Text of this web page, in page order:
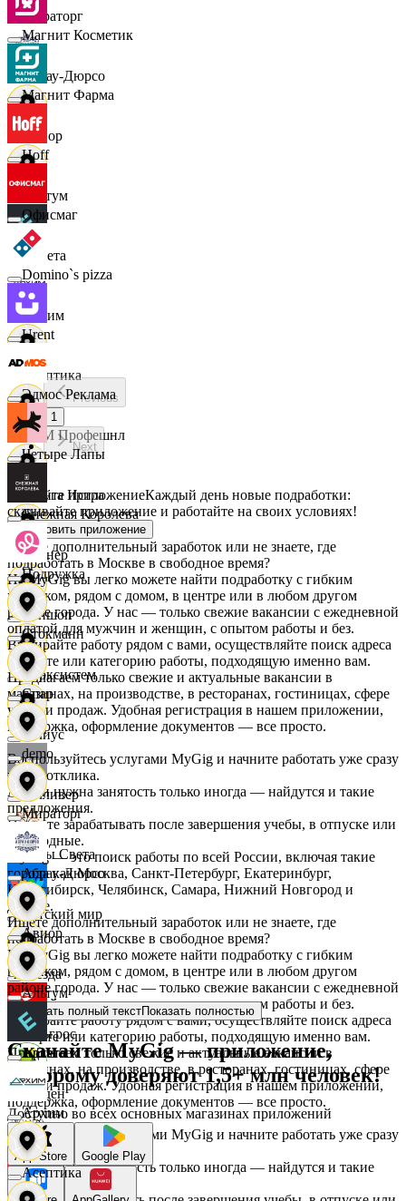
Мираторг
Абрау-Дюрсо
Авиор
Альтум
Аркета
Архим
Асептика
АСМ Профешнл
Белуга Истра
Вайнер
Ваншоп
Ворксистем
Гелиус
Гулливер
Дары Света
Детский мир
Звезда
Зельгрос
Зенден
Инканто
Магнит Косметик
Магнит Фарма
Hoff
Офисмаг
Domino`s pizza
Urent
Эдмос Реклама
Четыре Лапы
Снежная Королева
Подружка
Стокманн
Cпар
demo
Мираторг
Абрау-Дюрсо
Авиор
Альтум
Аркета
Архим
Асептика
Previous
1
Next
Скачайте приложениеКаждый день новые подработки:
скачивайте приложение и работайте на своих условиях!
Установить приложение
Ищете дополнительный заработок или не знаете, где
подработать в Москве в свободное время?
На MyGig вы легко можете найти подработку с гибким
графиком, рядом с домом, в центре или в любом другом
районе города. У нас — только свежие вакансии с ежедневной
оплатой для мужчин и женщин, с опытом работы и без.
Выбирайте работу рядом с вами, осуществляйте поиск адреса
на карте или категорию работы, подходящую именно вам.
Предлагаем только свежие и актуальные вакансии в
магазинах, на производстве, в ресторанах, гостиницах, сфере
услуг и продаж. Удобная регистрация в нашем приложении,
поддержка, оформление документов — все просто.
Воспользуйтесь услугами MyGig и начните работать уже сразу
после отклика.
А если нужна занятость только иногда — найдутся и такие
предложения.
Начните зарабатывать после завершения учебы, в отпуске или
в выходные.
MyGig — это поиск работы по всей России, включая такие
города как Москва, Санкт-Петербург, Екатеринбург,
Новосибирск, Челябинск, Самара, Нижний Новгород и
другие.
Ищете дополнительный заработок или не знаете, где
подработать в Москве в свободное время?
На MyGig вы легко можете найти подработку с гибким
графиком, рядом с домом, в центре или в любом другом
районе города. У нас — только свежие вакансии с ежедневной
оплатой для мужчин и женщин, с опытом работы и без.
Выбирайте работу рядом с вами, осуществляйте поиск адреса
на карте или категорию работы, подходящую именно вам.
Предлагаем только свежие и актуальные вакансии в
магазинах, на производстве, в ресторанах, гостиницах, сфере
услуг и продаж. Удобная регистрация в нашем приложении,
поддержка, оформление документов — все просто.
Воспользуйтесь услугами MyGig и начните работать уже сразу
после отклика.
А если нужна занятость только иногда — найдутся и такие
предложения.
Показать полный текстПоказать полностью
Скачайте MyGig — приложение,
которому доверяют 1,5+ млн человек!
Доступно во всех основных магазинах приложений
App Store Google Play